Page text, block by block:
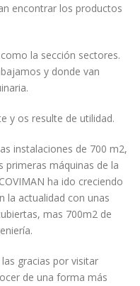
encontrar los productos
la sección sectores.
y donde van
y os resulte de utilidad.
instalaciones de 700 m2,
primeras máquinas de la
ha ido creciendo
la actualidad con unas
mas 700m2 de
gracias por visitar
de una forma más